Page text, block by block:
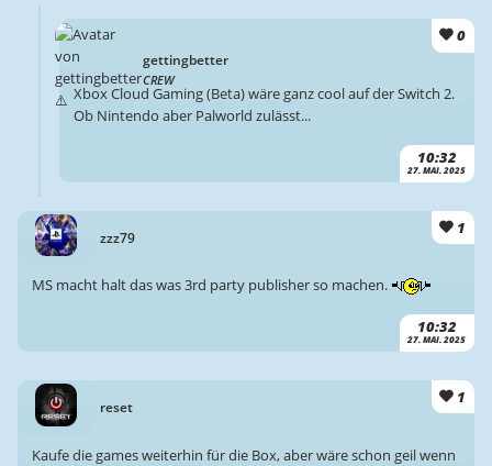
gettingbetter
CREW
0
10:32
27. MAI. 2025
Xbox Cloud Gaming (Beta) wäre ganz cool auf der Switch 2.
Ob Nintendo aber Palworld zulässt...
zzz79
1
10:32
27. MAI. 2025
MS macht halt das was 3rd party publisher so machen.
reset
1
Kaufe die games weiterhin für die Box, aber wäre schon geil wenn